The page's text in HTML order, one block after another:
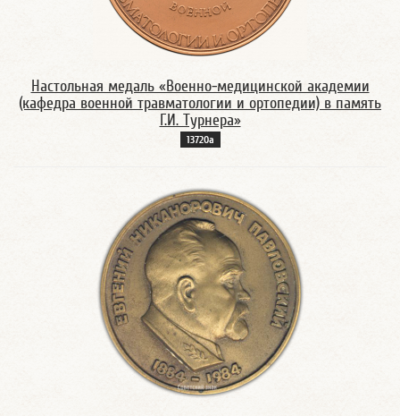
Настольная медаль «Военно-медицинской академии
(кафедра военной травматологии и ортопедии) в память
Г.И. Турнера»
13720а